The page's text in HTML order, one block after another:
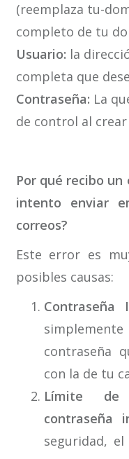
(reemplaza tu-
completo de tu
Usuario: la
completa que
Contraseña: La
de control al
Por qué recibo
intento enviar
correos?
Este error es
posibles causas:
Contraseña
contraseña
con la de tu
Límite de
contraseña
seguridad,